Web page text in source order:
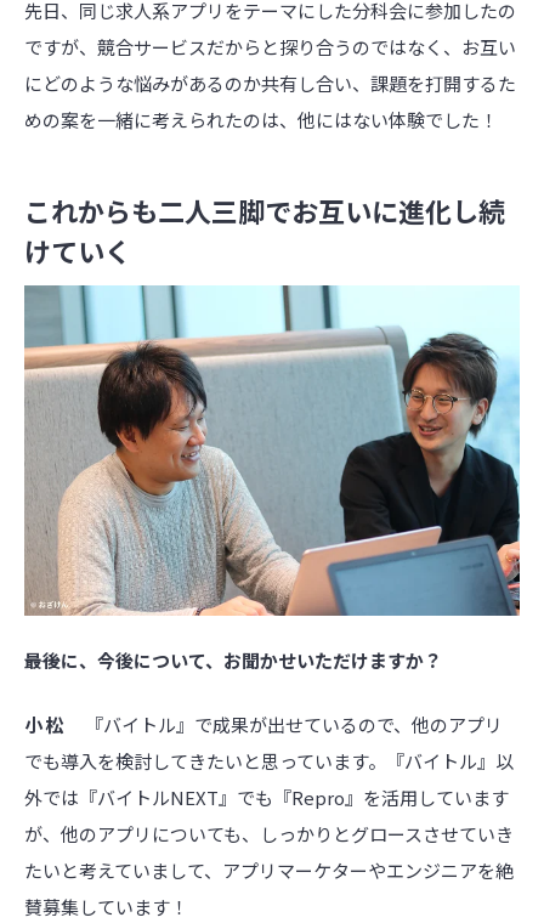
先日、同じ求人系アプリをテーマにした分科会に参加したの
ですが、競合サービスだからと探り合うのではなく、お互い
にどのような悩みがあるのか共有し合い、課題を打開するた
めの案を一緒に考えられたのは、他にはない体験でした！
これからも二人三脚でお互いに進化し続
けていく
――最後に、今後について、お聞かせいただけますか？
小松
『バイトル』で成果が出せているので、他のアプリ
でも導入を検討してきたいと思っています。『バイトル』以
外では『バイトルNEXT』でも『Repro』を活用しています
が、他のアプリについても、しっかりとグロースさせていき
たいと考えていまして、アプリマーケターやエンジニアを絶
賛募集しています！